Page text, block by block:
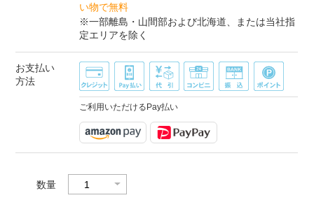
い物で無料
※一部離島・山間部および北海道、または当社指
定エリアを除く
お支払い
方法
ご利用いただけるPay払い
数量